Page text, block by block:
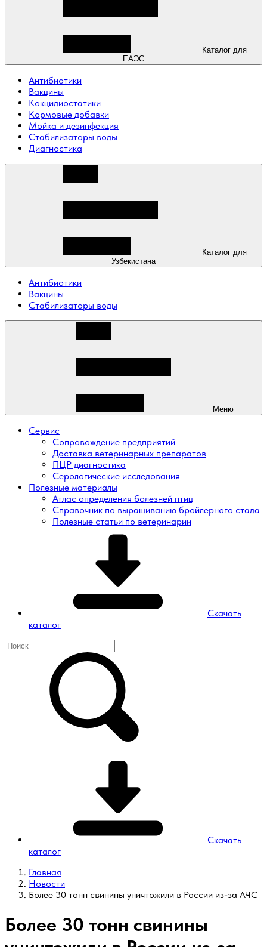
ЕАЭС
Антибиотики
Вакцины
Кокцидиостатики
Кормовые добавки
Мойка и дезинфекция
Стабилизаторы воды
Диагностика
Узбекистана
Антибиотики
Вакцины
Стабилизаторы воды
Меню
Сервис
Сопровождение предприятий
Доставка ветеринарных препаратов
ПЦР диагностика
Серологические исследования
Полезные материалы
Атлас определения болезней птиц
Справочник по выращиванию бройлерного стада
Полезные статьи по ветеринарии
Скачать
каталог
Скачать
каталог
Главная
Новости
Более 30 тонн свинины уничтожили в России из-за АЧС
Более 30 тонн свинины